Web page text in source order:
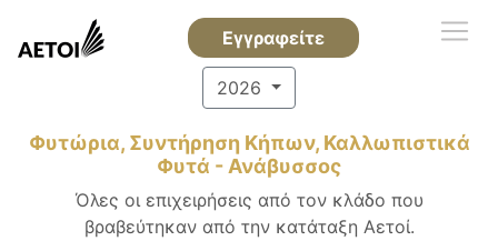
Εγγραφείτε
2026
Φυτώρια, Συντήρηση Κήπων, Καλλωπιστικά
Φυτά - Ανάβυσσος
Όλες οι επιχειρήσεις από τον κλάδο που
βραβεύτηκαν από την κατάταξη Αετοί.